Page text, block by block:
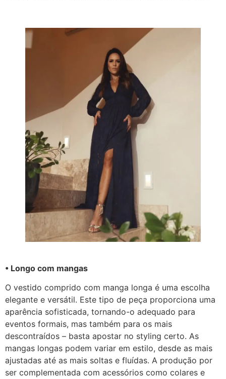
• Longo com mangas
O vestido comprido com manga longa é uma escolha
elegante e versátil. Este tipo de peça proporciona uma
aparência sofisticada, tornando-o adequado para
eventos formais, mas também para os mais
descontraídos – basta apostar no styling certo. As
mangas longas podem variar em estilo, desde as mais
ajustadas até as mais soltas e fluídas. A produção por
ser complementada com acessórios como colares e